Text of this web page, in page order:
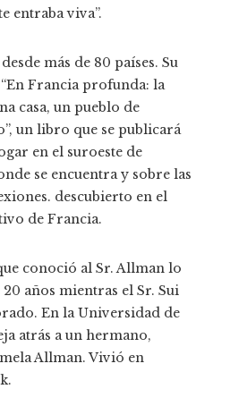
entraba viva”.
más de 80 países. Su
Francia profunda: la
casa, un pueblo de
un libro que se publicará
en el suroeste de
se encuentra y sobre las
descubierto en el
de Francia.
conoció al Sr. Allman lo
años mientras el Sr. Sui
En la Universidad de
atrás a un hermano,
Allman. Vivió en